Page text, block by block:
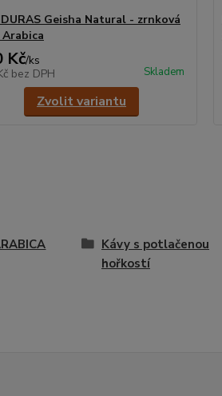
Geisha Natural - zrnková
Arabica
Kč/ks
bez DPH Skladem
Zvolit variantu
Kávy s potlačenou
hořkostí